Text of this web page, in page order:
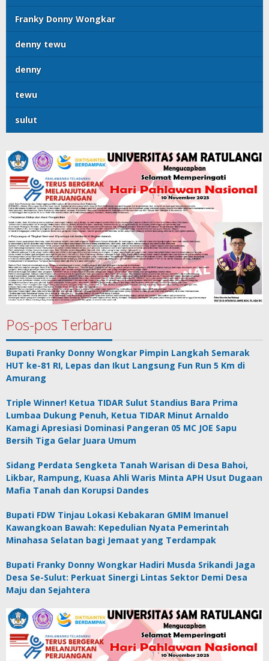
Franky Donny Wongkar
denny tewu
denny
tewu
sulut
Pos-pos Terbaru
Bupati Franky Donny Wongkar Pimpin Langkah Semarak
HUT ke-81 RI, Lepas dan Ikut Langsung Fun Run 5 Km di
Amurang
Triple Winner! Ketua TIDAR Sulut Standius Bara Prima
Lumbaa Dukung Penuh, Ketua TIDAR Minut Arnaldo
Kamagi Apresiasi Dominasi Pangeran 05 MC JOE Sapu
Bersih Tiga Gelar Juara Umum
Sidang Perdata Sengketa Tanah Warisan di Desa Bahoi,
Likbar, Rampung, Kuasa Ahli Waris Minta APH Usut Dugaan
Mafia Tanah dan Korupsi Dandes
Bupati FDW Tinjau Lokasi Kebakaran GMIM Imanuel
Kawangkoan Bawah: Kepedulian Nyata Pemerintah
Minahasa Selatan bagi Jemaat yang Terdampak
Bupati Franky Donny Wongkar Hadiri Musda Srikandi Jaga
Desa Se-Sulut: Perkuat Sinergi Lintas Sektor Demi Desa
Maju dan Sejahtera